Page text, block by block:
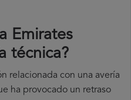
Emirates
técnica?
relacionada con una avería
ha provocado un retraso